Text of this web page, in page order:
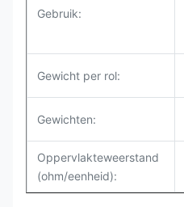
Gebruik:
Gewicht per rol:
Gewichten:
Oppervlakteweerstand
(ohm/eenheid):